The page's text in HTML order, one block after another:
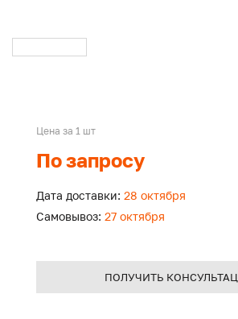
Цена за 1 шт
По запросу
Дата доставки: 28 октября
Самовывоз: 27 октября
ПОЛУЧИТЬ